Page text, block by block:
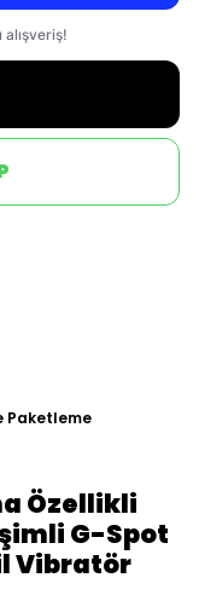
Paketleme
Özellikli
G-Spot
Vibratör